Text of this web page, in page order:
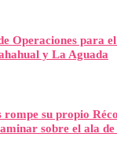
Operaciones para
y La Aguada
rompe su propio
sobre el ala